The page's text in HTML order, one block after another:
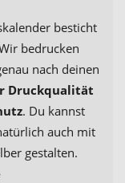
besticht
bedrucken
nach deinen
Druckqualität
. Du kannst
auch mit
gestalten.